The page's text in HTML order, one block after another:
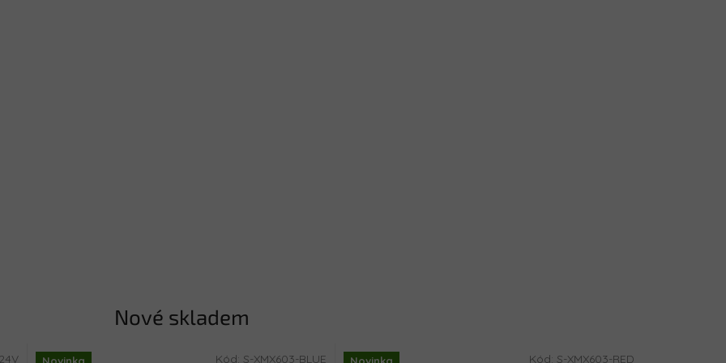
Nové skladem
Kód: S-XMX603-BLUE Kód: S-XMX603-RED